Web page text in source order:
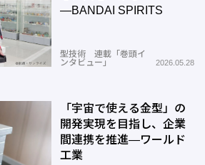
―BANDAI SPIRITS
型技術 連載「巻頭イ
ンタビュー」
2026.05.28
「宇宙で使える金型」の
開発実現を目指し、企業
間連携を推進―ワールド
工業